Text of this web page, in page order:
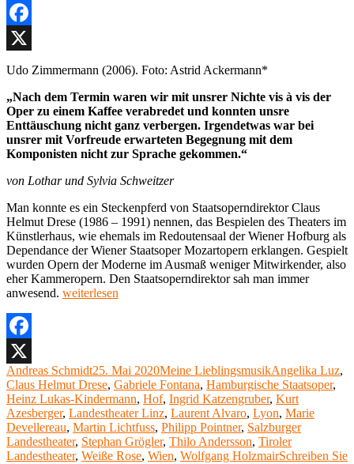
Facebook
X
Udo Zimmermann (2006). Foto: Astrid Ackermann*
„Nach dem Termin waren wir mit unsrer Nichte vis à vis der
Oper zu einem Kaffee verabredet und konnten unsre
Enttäuschung nicht ganz verbergen. Irgendetwas war bei
unsrer mit Vorfreude erwarteten Begegnung mit dem
Komponisten nicht zur Sprache gekommen.“
von Lothar und Sylvia Schweitzer
Man konnte es ein Steckenpferd von Staatsoperndirektor Claus
Helmut Drese (1986 – 1991) nennen, das Bespielen des Theaters im
Künstlerhaus, wie ehemals im Redoutensaal der Wiener Hofburg als
Dependance der Wiener Staatsoper Mozartopern erklangen. Gespielt
wurden Opern der Moderne im Ausmaß weniger Mitwirkender, also
eher Kammeropern. Den Staatsoperndirektor sah man immer
anwesend. „Meine
Weiße
Rose“
weiterlesen
Facebook
X
Autor
Andreas SchmidtVeröffentlicht
am
25. Mai 2020Kategorien
Meine LieblingsmusikSchlagwörter
Angelika Luz,
Claus Helmut Drese, Gabriele Fontana, Hamburgische Staatsoper,
Heinz Lukas-Kindermann, Hof, Ingrid Katzengruber, Kurt
Azesberger, Landestheater Linz, Laurent Alvaro, Lyon, Marie
Devellereau, Martin Lichtfuss, Philipp Pointner, Salzburger
Landestheater, Stephan Grögler, Thilo Andersson, Tiroler
Landestheater, Weiße Rose, Wien, Wolfgang HolzmairSchreiben Sie